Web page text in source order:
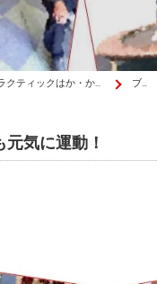
高松市のカイロプラクティックはか・から～ず施術院 ブログ
気に運動！